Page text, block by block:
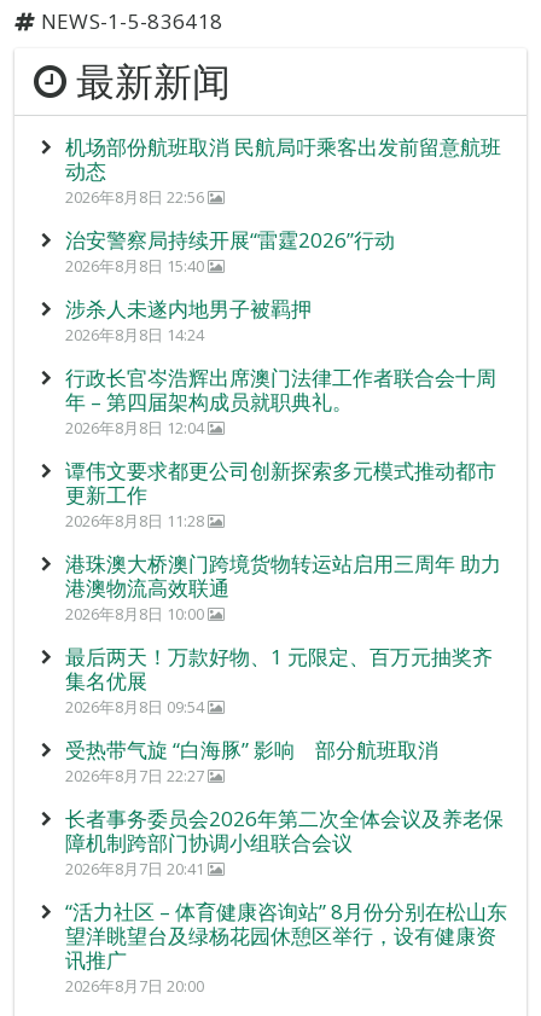
NEWS-1-5-836418
最新新闻
机场部份航班取消 民航局吁乘客出发前留意航班
动态
2026年8月8日 22:56
治安警察局持续开展“雷霆2026”行动
2026年8月8日 15:40
涉杀人未遂内地男子被羁押
2026年8月8日 14:24
行政长官岑浩辉出席澳门法律工作者联合会十周
年 – 第四届架构成员就职典礼。
2026年8月8日 12:04
谭伟文要求都更公司创新探索多元模式推动都市
更新工作
2026年8月8日 11:28
港珠澳大桥澳门跨境货物转运站启用三周年 助力
港澳物流高效联通
2026年8月8日 10:00
最后两天！万款好物、1 元限定、百万元抽奖齐
集名优展
2026年8月8日 09:54
受热带气旋 “白海豚” 影响 部分航班取消
2026年8月7日 22:27
长者事务委员会2026年第二次全体会议及养老保
障机制跨部门协调小组联合会议
2026年8月7日 20:41
“活力社区 – 体育健康咨询站” 8月份分别在松山东
望洋眺望台及绿杨花园休憩区举行，设有健康资
讯推广
2026年8月7日 20:00